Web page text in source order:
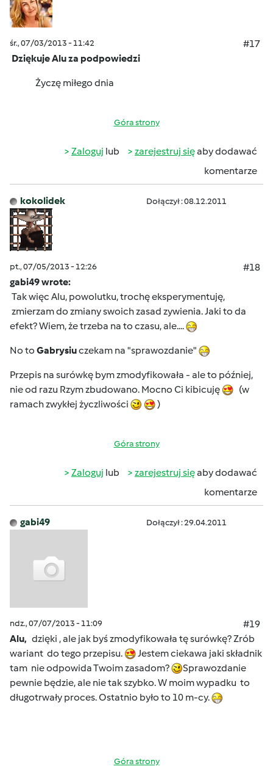
śr., 07/03/2013 - 11:42
#17
Dziękuje Alu za podpowiedzi
Życzę miłego dnia
Góra strony
Zaloguj lub zarejestruj sięaby dodawać
komentarze
kokolidek Dołączył : 08.12.2011
pt., 07/05/2013 - 12:26
#18
gabi49 wrote:
Tak więc Alu, powolutku, trochę eksperymentuję,
zmierzam do zmiany swoich zasad zywienia. Jaki to da
efekt? Wiem, że trzeba na to czasu, ale....
No to Gabrysiuczekam na "sprawozdanie"
Przepis na surówkę bym zmodyfikowała - ale to później,
nie od razu Rzym zbudowano. Mocno Ci kibicuję
(w
ramach zwykłej życzliwości
)
Góra strony
Zaloguj lub zarejestruj sięaby dodawać
komentarze
gabi49 Dołączył : 29.04.2011
ndz., 07/07/2013 - 11:09
#19
Alu, dzięki , ale jak byś zmodyfikowała tę surówkę? Zrób
wariant do tego przepisu.
Jestem ciekawa jaki składnik
tam nie odpowida Twoim zasadom?
Sprawozdanie
pewnie będzie, ale nie tak szybko. W moim wypadku to
długotrwały proces. Ostatnio było to 10 m-cy.
Góra strony